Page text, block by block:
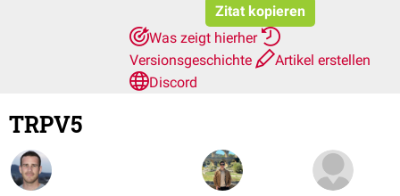
Zitat kopieren
Was zeigt hierher
Versionsgeschichte
Artikel erstellen
Discord
TRPV5